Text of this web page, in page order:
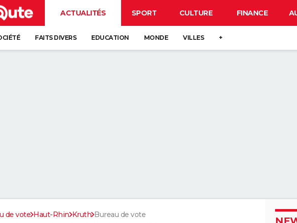
ACTUALITÉS SPORT CULTURE FINANCE
FAITS DIVERS EDUCATION MONDE VILLES +
de vote Haut-Rhin Kruth Bureau de vote